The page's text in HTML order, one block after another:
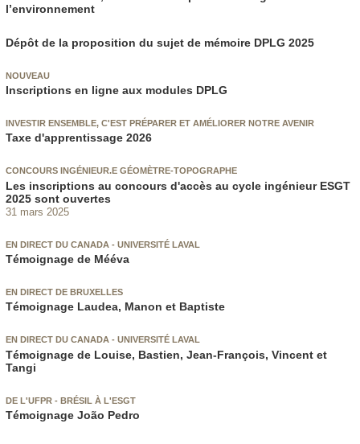
l’environnement
Dépôt de la proposition du sujet de mémoire DPLG 2025
NOUVEAU
Inscriptions en ligne aux modules DPLG
INVESTIR ENSEMBLE, C'EST PRÉPARER ET AMÉLIORER NOTRE AVENIR
Taxe d'apprentissage 2026
CONCOURS INGÉNIEUR.E GÉOMÈTRE-TOPOGRAPHE
Les inscriptions au concours d'accès au cycle ingénieur ESGT
2025 sont ouvertes
31 mars 2025
EN DIRECT DU CANADA - UNIVERSITÉ LAVAL
Témoignage de Mééva
EN DIRECT DE BRUXELLES
Témoignage Laudea, Manon et Baptiste
EN DIRECT DU CANADA - UNIVERSITÉ LAVAL
Témoignage de Louise, Bastien, Jean-François, Vincent et
Tangi
DE L'UFPR - BRÉSIL À L'ESGT
Témoignage João Pedro